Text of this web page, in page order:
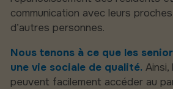
communication avec leurs proches
d’autres personnes.
Nous tenons à ce que les
une vie sociale de qualité.
peuvent facilement accéder au